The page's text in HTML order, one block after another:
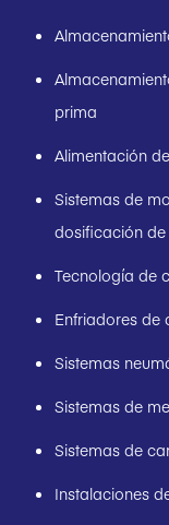
prima
Alimentación
Sistemas de
dosificación
Tecnología de
Enfriadores de
Sistemas
Sistemas de
Sistemas de
Instalaciones